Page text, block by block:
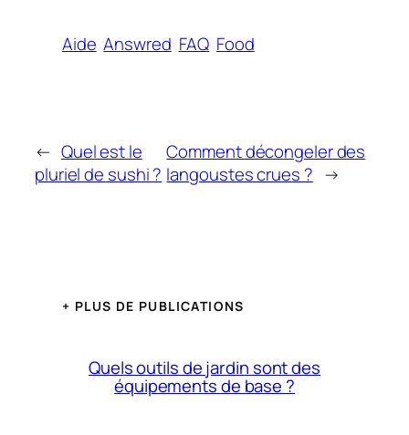
Aide Answred FAQ Food
← Quel est le
pluriel de sushi ?
Comment décongeler des
langoustes crues ? →
+ PLUS DE PUBLICATIONS
Quels outils de jardin sont des
équipements de base ?